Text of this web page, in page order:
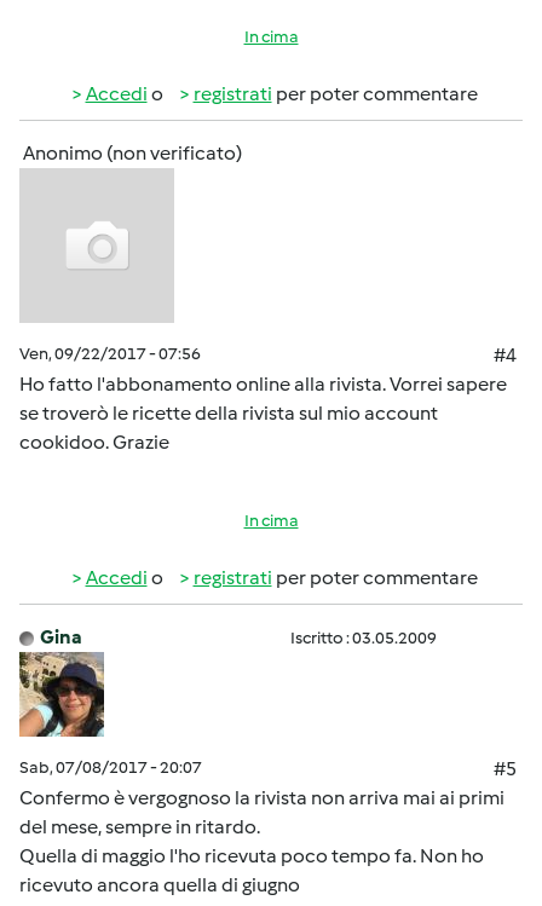
In cima
Accedi o registrati per poter commentare
Anonimo (non verificato)
Ven, 09/22/2017 - 07:56
#4
Ho fatto l'abbonamento online alla rivista. Vorrei sapere
se troverò le ricette della rivista sul mio account
cookidoo. Grazie
In cima
Accedi o registrati per poter commentare
Gina Iscritto : 03.05.2009
Sab, 07/08/2017 - 20:07
#5
Confermo è vergognoso la rivista non arriva mai ai primi
del mese, sempre in ritardo.
Quella di maggio l'ho ricevuta poco tempo fa. Non ho
ricevuto ancora quella di giugno